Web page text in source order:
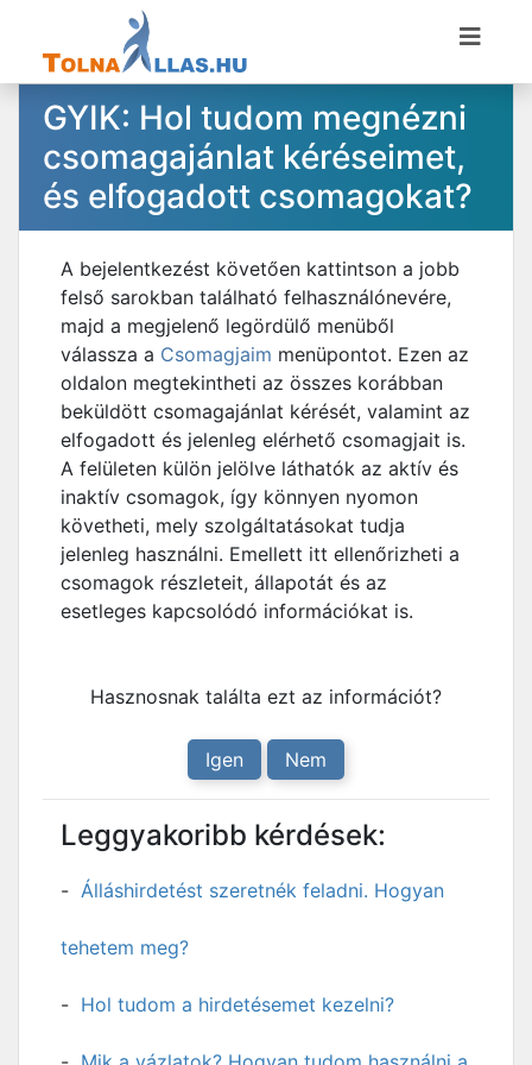
GYIK: Hol tudom megnézni
csomagajánlat kéréseimet,
és elfogadott csomagokat?
A bejelentkezést követően kattintson a jobb
felső sarokban található felhasználónevére,
majd a megjelenő legördülő menüből
válassza a Csomagjaim menüpontot. Ezen az
oldalon megtekintheti az összes korábban
beküldött csomagajánlat kérését, valamint az
elfogadott és jelenleg elérhető csomagjait is.
A felületen külön jelölve láthatók az aktív és
inaktív csomagok, így könnyen nyomon
követheti, mely szolgáltatásokat tudja
jelenleg használni. Emellett itt ellenőrizheti a
csomagok részleteit, állapotát és az
esetleges kapcsolódó információkat is.
Hasznosnak találta ezt az információt?
Igen Nem
Leggyakoribb kérdések:
Álláshirdetést szeretnék feladni. Hogyan
tehetem meg?
Hol tudom a hirdetésemet kezelni?